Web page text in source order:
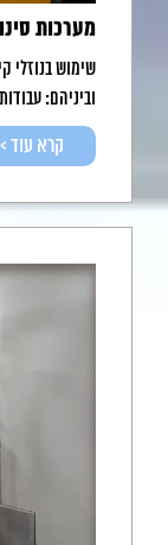
מערכות
שימוש בנוזלי
וביניהם:
קרא עוד